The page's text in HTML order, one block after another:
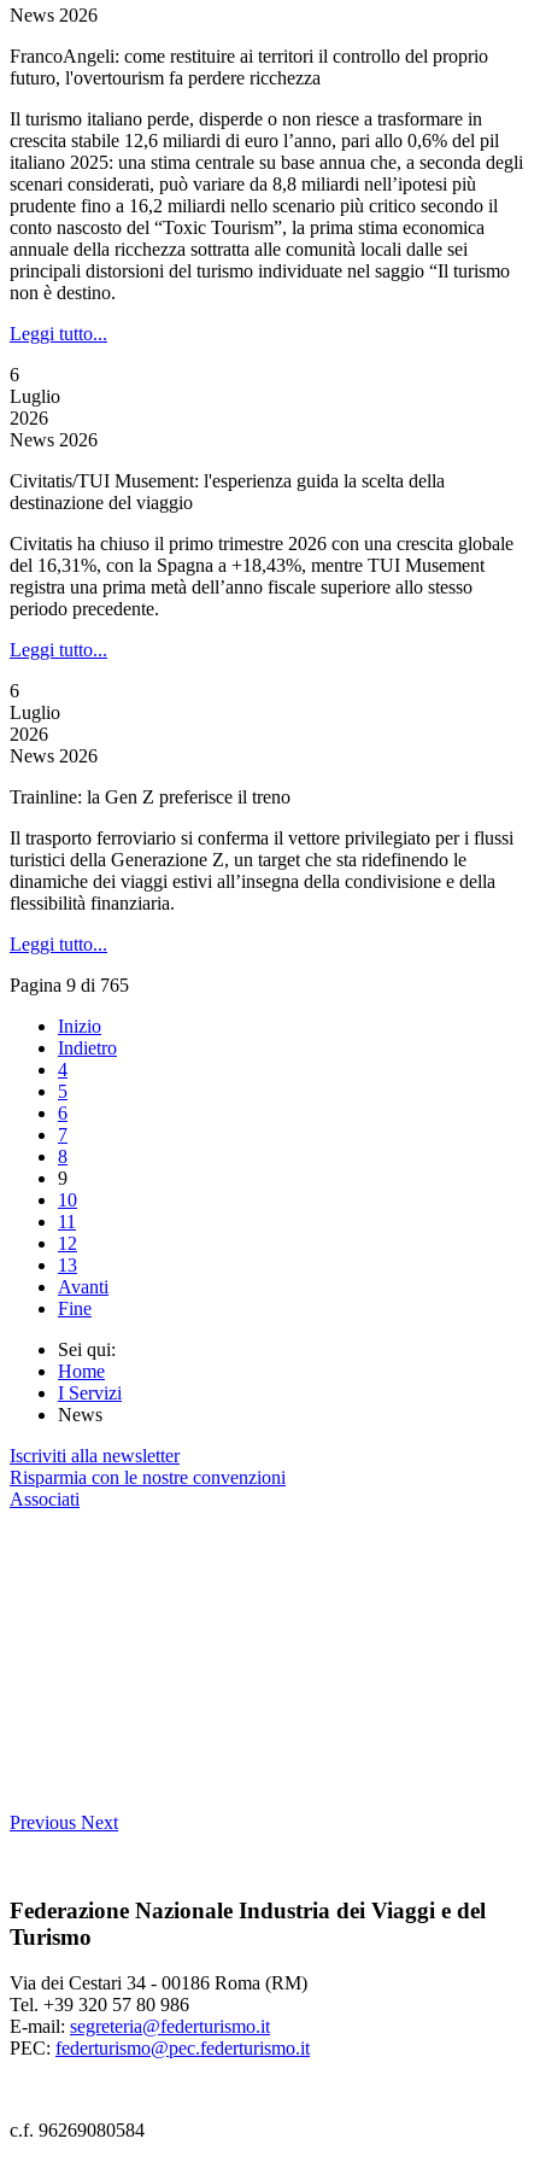
News 2026
FrancoAngeli: come restituire ai territori il controllo del proprio
futuro, l'overtourism fa perdere ricchezza
Il turismo italiano perde, disperde o non riesce a trasformare in
crescita stabile 12,6 miliardi di euro l’anno, pari allo 0,6% del pil
italiano 2025: una stima centrale su base annua che, a seconda degli
scenari considerati, può variare da 8,8 miliardi nell’ipotesi più
prudente fino a 16,2 miliardi nello scenario più critico secondo il
conto nascosto del “Toxic Tourism”, la prima stima economica
annuale della ricchezza sottratta alle comunità locali dalle sei
principali distorsioni del turismo individuate nel saggio “Il turismo
non è destino.
Leggi tutto...
6
Luglio
2026
News 2026
Civitatis/TUI Musement: l'esperienza guida la scelta della
destinazione del viaggio
Civitatis ha chiuso il primo trimestre 2026 con una crescita globale
del 16,31%, con la Spagna a +18,43%, mentre TUI Musement
registra una prima metà dell’anno fiscale superiore allo stesso
periodo precedente.
Leggi tutto...
6
Luglio
2026
News 2026
Trainline: la Gen Z preferisce il treno
Il trasporto ferroviario si conferma il vettore privilegiato per i flussi
turistici della Generazione Z, un target che sta ridefinendo le
dinamiche dei viaggi estivi all’insegna della condivisione e della
flessibilità finanziaria.
Leggi tutto...
Pagina 9 di 765
Inizio
Indietro
4
5
6
7
8
9
10
11
12
13
Avanti
Fine
Sei qui:
Home
I Servizi
News
Iscriviti alla newsletter
Risparmia con le nostre convenzioni
Associati
Previous Next
Federazione Nazionale Industria dei Viaggi e del
Turismo
Via dei Cestari 34 - 00186 Roma (RM)
Tel. +39 320 57 80 986
E-mail: segreteria@federturismo.it
PEC: federturismo@pec.federturismo.it
c.f. 96269080584